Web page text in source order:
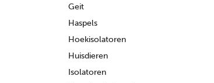
Geit
Haspels
Hoekisolatoren
Huisdieren
Isolatoren